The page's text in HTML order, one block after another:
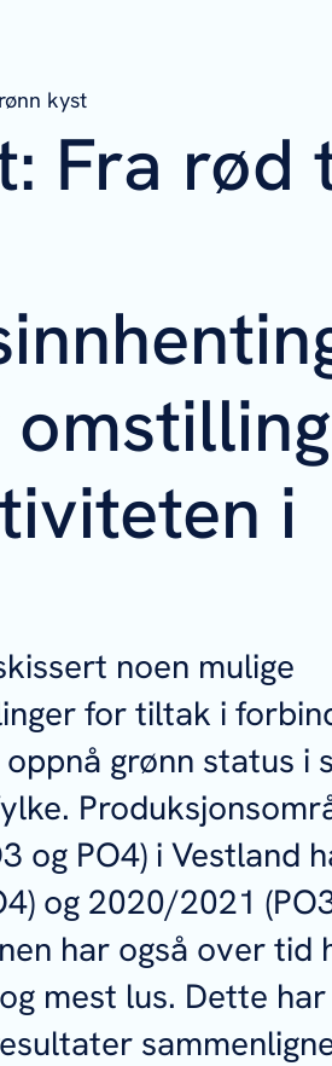
kyst
Fra rød
i
noen mulige
for tiltak i
grønn status i
og PO4) i Vestland
og 2020/2021
har også over tid
mest lus. Dette